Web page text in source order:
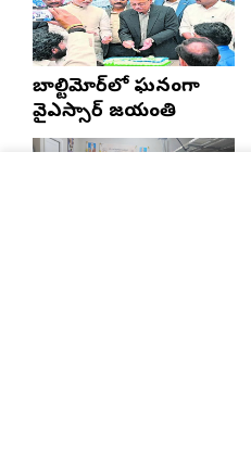
బాల్టిమోర్‌లో ఘనంగా
వైఎస్సార్‌ జయంతి